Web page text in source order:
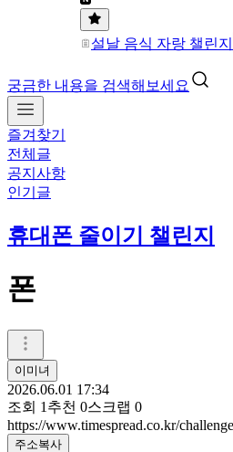
설날 음식 자랑 챌린지
궁금한 내용을 검색해보세요
즐겨찾기
전체글
공지사항
인기글
휴대폰 줄이기 챌린지
폰
이미녀
2026.06.01 17:34
조회 1 추천 0스크랩 0
https://www.timespread.co.kr/
주소복사